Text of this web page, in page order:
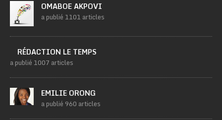
OMABOE AKPOVI
a publié 1101 articles
RÉDACTION LE TEMPS
a publié 1007 articles
EMILIE ORONG
a publié 960 articles